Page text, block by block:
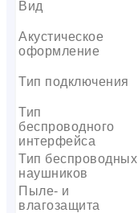
Вид
Акустическое
оформление
Тип подключения
Тип
беспроводного
интерфейса
Тип беспроводных
наушников
Пыле- и
влагозащита